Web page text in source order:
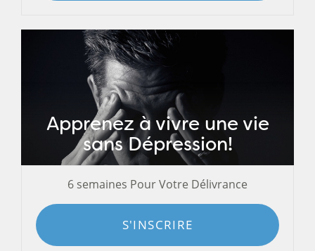
Apprenez à vivre une vie
sans Dépression!
6 semaines Pour Votre Délivrance
S'INSCRIRE